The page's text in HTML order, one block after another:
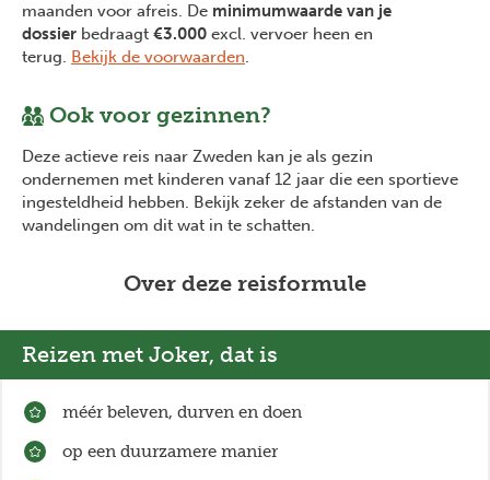
maanden voor afreis. De minimumwaarde van je
dossier bedraagt €3.000 excl. vervoer heen en
terug. Bekijk de voorwaarden.
Ook voor gezinnen?
Deze actieve reis naar Zweden kan je als gezin
ondernemen met kinderen vanaf 12 jaar die een sportieve
ingesteldheid hebben. Bekijk zeker de afstanden van de
wandelingen om dit wat in te schatten.
Over deze reisformule
Reizen met Joker, dat is
méér beleven, durven en doen
op een duurzamere manier